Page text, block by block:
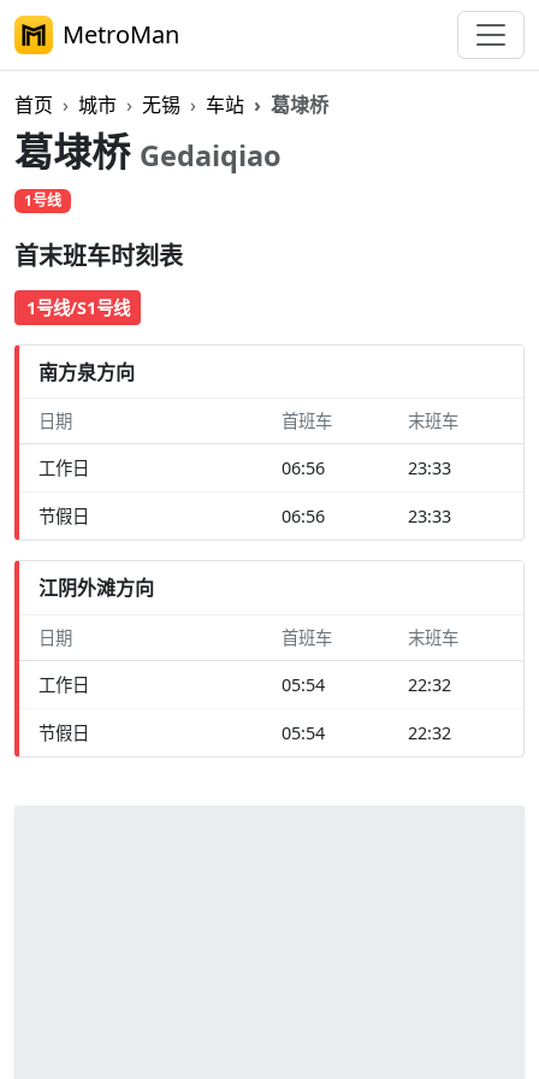
MetroMan
首页 城市 无锡 车站 葛埭桥
葛埭桥 Gedaiqiao
1号线
首末班车时刻表
1号线/S1号线
南方泉方向
日期 首班车 末班车
工作日 06:56 23:33
节假日 06:56 23:33
江阴外滩方向
日期 首班车 末班车
工作日 05:54 22:32
节假日 05:54 22:32